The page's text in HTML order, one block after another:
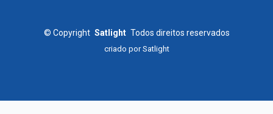
© Copyright Satlight Todos direitos reservados
criado porSatlight